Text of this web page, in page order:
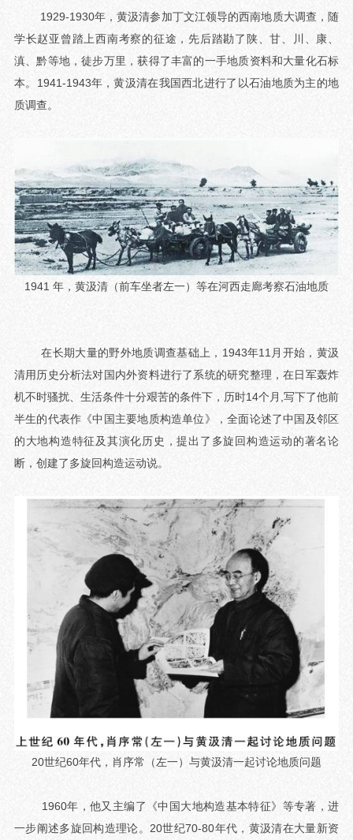
1929-1930年，黄汲清参加丁文江领导的西南地质大调查，随
学长赵亚曾踏上西南考察的征途，先后踏勘了陕、甘、川、康、
滇、黔等地，徒步万里，获得了丰富的一手地质资料和大量化石标
本。1941-1943年，黄汲清在我国西北进行了以石油地质为主的地
质调查。
1941 年，黄汲清（前车坐者左一）等在河西走廊考察石油地质
在长期大量的野外地质调查基础上，1943年11月开始，黄汲
清用历史分析法对国内外资料进行了系统的研究整理，在日军轰炸
机不时骚扰、生活条件十分艰苦的条件下，历时14个月,写下了他前
半生的代表作《中国主要地质构造单位》，全面论述了中国及邻区
的大地构造特征及其演化历史，提出了多旋回构造运动的著名论
断，创建了多旋回构造运动说。
20世纪60年代，肖序常（左一）与黄汲清一起讨论地质问题
1960年，他又主编了《中国大地构造基本特征》等专著，进
一步阐述多旋回构造理论。20世纪70-80年代，黄汲清在大量新资